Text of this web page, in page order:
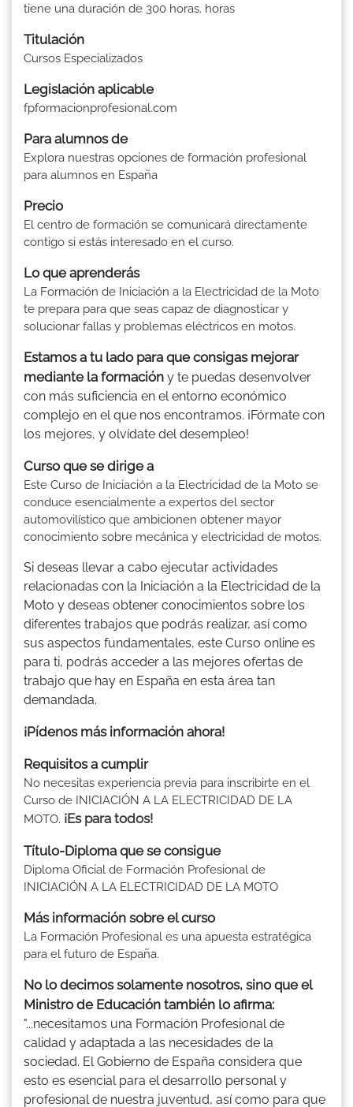
tiene una duración de 300 horas. horas
Titulación
Cursos Especializados
Legislación aplicable
fpformacionprofesional.com
Para alumnos de
Explora nuestras opciones de formación profesional
para alumnos en España
Precio
El centro de formación se comunicará directamente
contigo si estás interesado en el curso.
Lo que aprenderás
La Formación de Iniciación a la Electricidad de la Moto
te prepara para que seas capaz de diagnosticar y
solucionar fallas y problemas eléctricos en motos.
Estamos a tu lado para que consigas mejorar
mediante la formación y te puedas desenvolver
con más suficiencia en el entorno económico
complejo en el que nos encontramos. ¡Fórmate con
los mejores, y olvídate del desempleo!
Curso que se dirige a
Este Curso de Iniciación a la Electricidad de la Moto se
conduce esencialmente a expertos del sector
automovilístico que ambicionen obtener mayor
conocimiento sobre mecánica y electricidad de motos.
Si deseas llevar a cabo ejecutar actividades
relacionadas con la Iniciación a la Electricidad de la
Moto y deseas obtener conocimientos sobre los
diferentes trabajos que podrás realizar, así como
sus aspectos fundamentales, este Curso online es
para ti, podrás acceder a las mejores ofertas de
trabajo que hay en España en esta área tan
demandada.
¡Pídenos más información ahora!
Requisitos a cumplir
No necesitas experiencia previa para inscribirte en el
Curso de INICIACIÓN A LA ELECTRICIDAD DE LA
MOTO. ¡Es para todos!
Título-Diploma que se consigue
Diploma Oficial de Formación Profesional de
INICIACIÓN A LA ELECTRICIDAD DE LA MOTO
Más información sobre el curso
La Formación Profesional es una apuesta estratégica
para el futuro de España.
No lo decimos solamente nosotros, sino que el
Ministro de Educación también lo afirma:
"...necesitamos una Formación Profesional de
calidad y adaptada a las necesidades de la
sociedad. El Gobierno de España considera que
esto es esencial para el desarrollo personal y
profesional de nuestra juventud, así como para que